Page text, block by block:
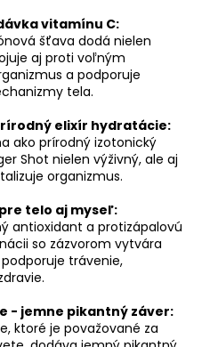
vitamínu C:
šťava dodá nielen
aj proti voľným
a podporuje
tela.
elixír hydratácie:
ako prírodný izotonický
Shot nielen výživný, ale aj
organizmus.
telo aj myseľ:
antioxidant a protizápalovú
so zázvorom vytvára
trávenie,
- jemne pikantný záver:
ktoré je považované za